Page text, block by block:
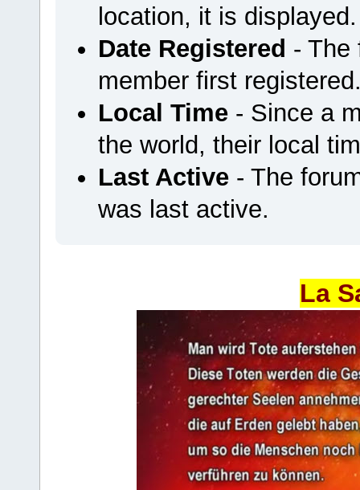
location, it is displayed.
Date Registered - The
member first
Local Time- Since a
the world, their local
Last Active- The
was last active.
La